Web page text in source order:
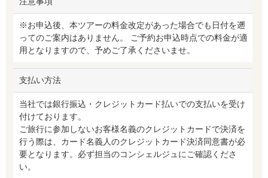
※お申込後、本ツアーの料金改定があった場合でも日付を遡
ってのご案内はありません。 ご予約お申込時点での料金が適
用となりますので、予めご了承くださいませ。
支払い方法
当社では銀行振込・クレジットカード払いでの支払いを受け
付けております。
ご旅行に参加しないお客様名義のクレジットカードで決済を
行う際は、カード名義人のクレジットカード決済同意書が必
要となります。必ず担当のコンシェルジュにご確認くださ
い。